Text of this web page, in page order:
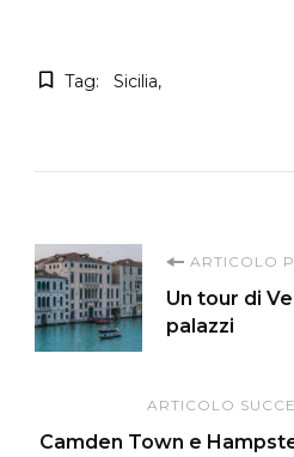
Tag: Sicilia
articoli
ARTICOLO
Un tour di
palazzi
ARTICOLO
Camden Town e